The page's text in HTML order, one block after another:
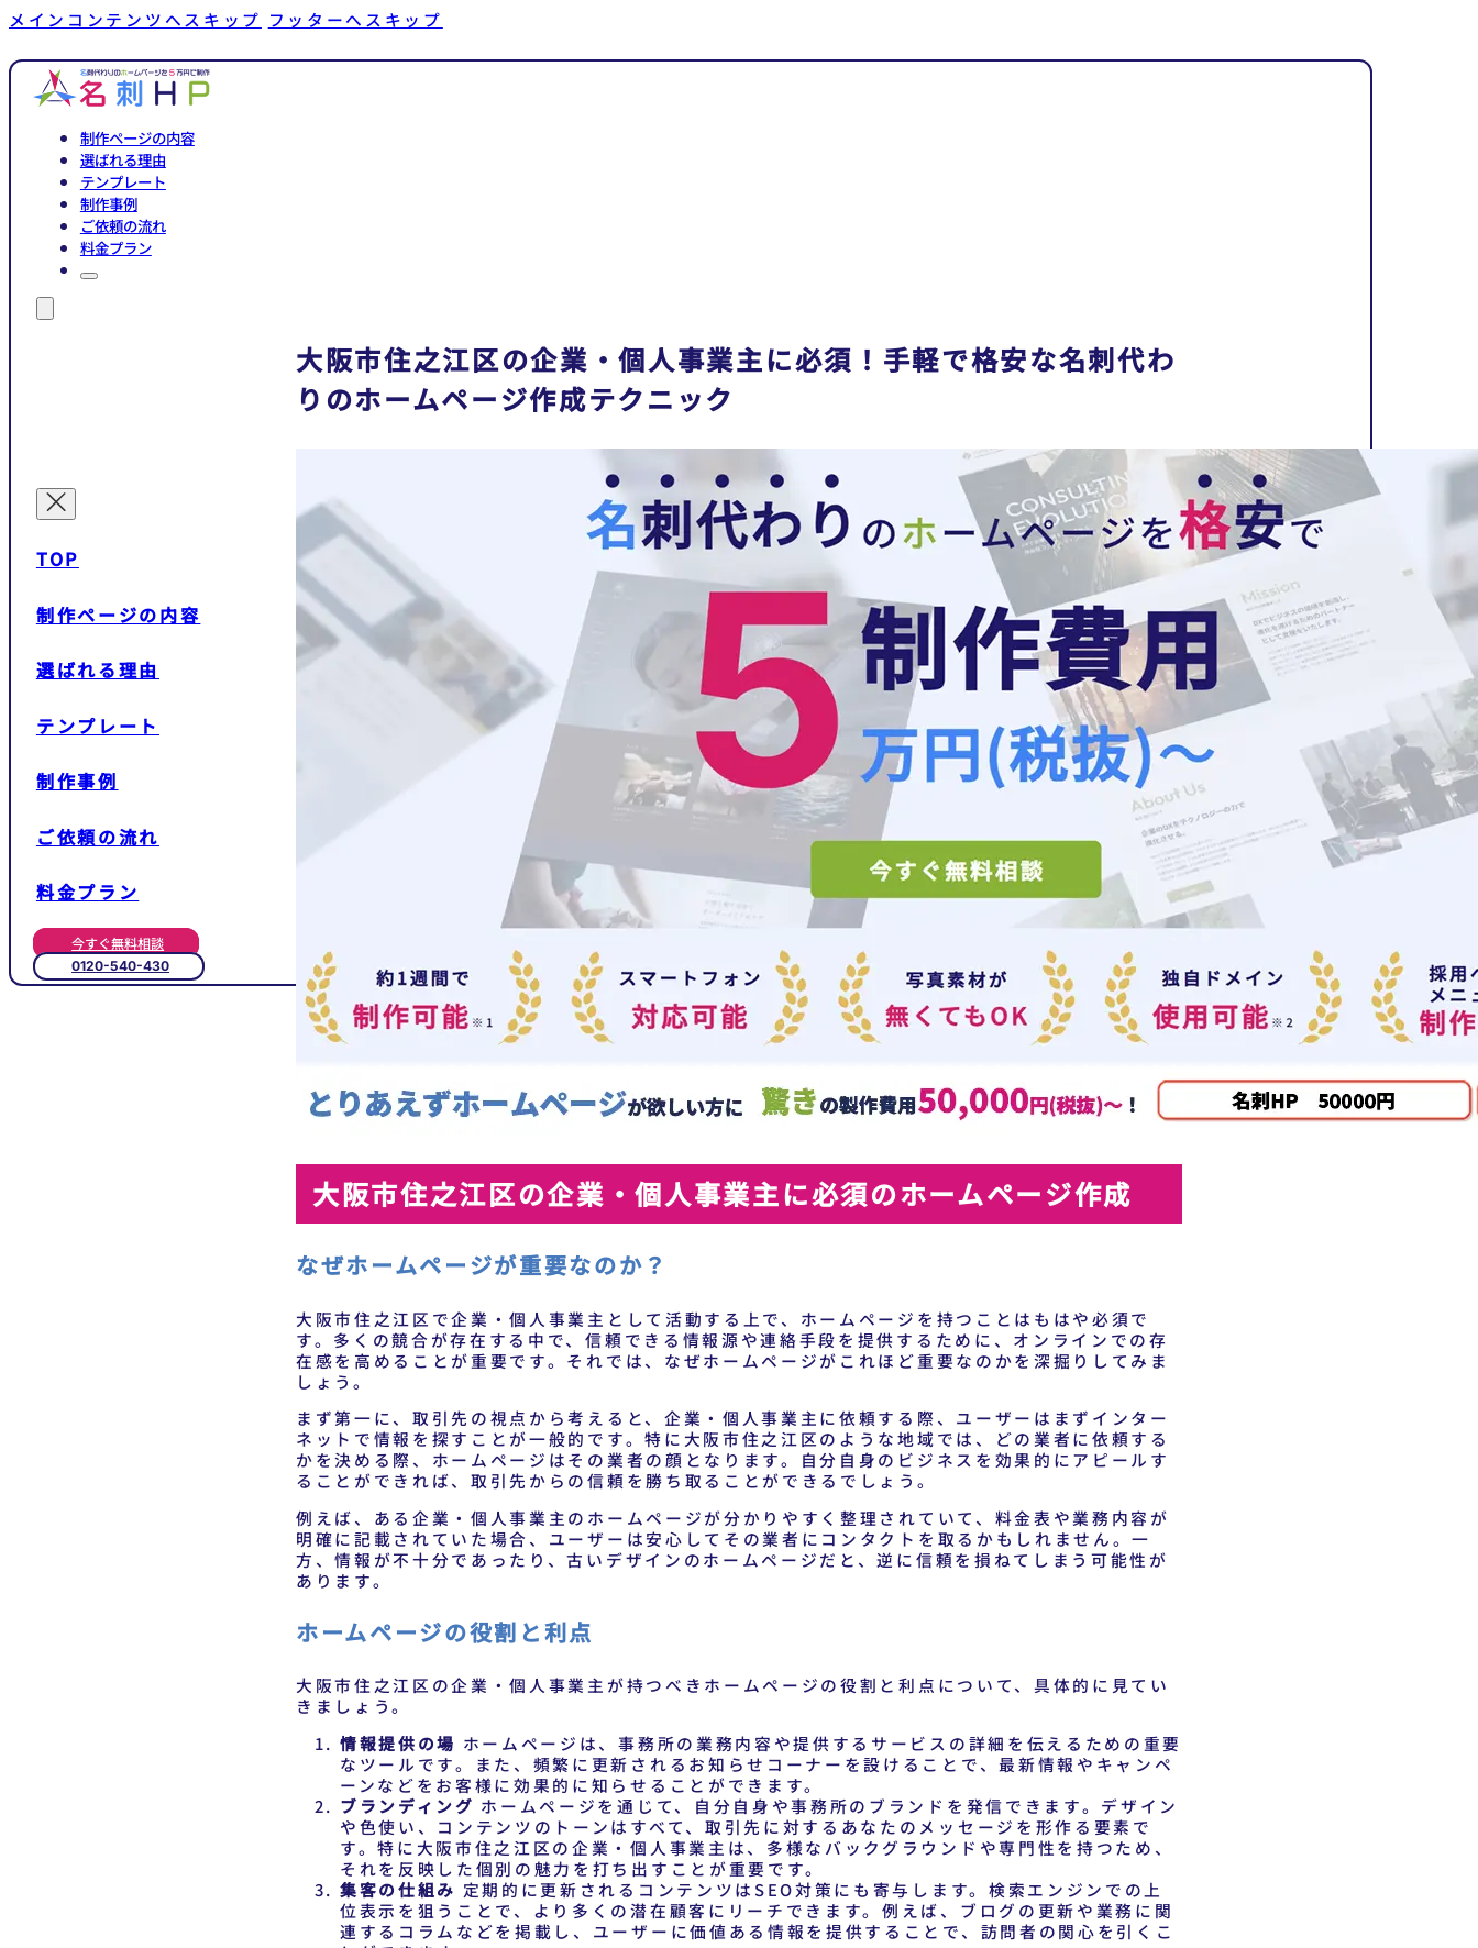
メインコンテンツへスキップ フッターへスキップ
制作ページの内容
選ばれる理由
テンプレート
制作事例
ご依頼の流れ
料金プラン
TOP
制作ページの内容
選ばれる理由
テンプレート
制作事例
ご依頼の流れ
料金プラン
今すぐ無料相談
0120-540-430
大阪市住之江区の企業・個人事業主に必須！手軽で格安な名刺代わ
りのホームページ作成テクニック
大阪市住之江区の企業・個人事業主に必須のホームページ作成
なぜホームページが重要なのか？
大阪市住之江区で企業・個人事業主として活動する上で、ホームページを持つことはもはや必須で
す。多くの競合が存在する中で、信頼できる情報源や連絡手段を提供するために、オンラインでの存
在感を高めることが重要です。それでは、なぜホームページがこれほど重要なのかを深掘りしてみま
しょう。
まず第一に、取引先の視点から考えると、企業・個人事業主に依頼する際、ユーザーはまずインター
ネットで情報を探すことが一般的です。特に大阪市住之江区のような地域では、どの業者に依頼する
かを決める際、ホームページはその業者の顔となります。自分自身のビジネスを効果的にアピールす
ることができれば、取引先からの信頼を勝ち取ることができるでしょう。
例えば、ある企業・個人事業主のホームページが分かりやすく整理されていて、料金表や業務内容が
明確に記載されていた場合、ユーザーは安心してその業者にコンタクトを取るかもしれません。一
方、情報が不十分であったり、古いデザインのホームページだと、逆に信頼を損ねてしまう可能性が
あります。
ホームページの役割と利点
大阪市住之江区の企業・個人事業主が持つべきホームページの役割と利点について、具体的に見てい
きましょう。
情報提供の場 ホームページは、事務所の業務内容や提供するサービスの詳細を伝えるための重要
なツールです。また、頻繁に更新されるお知らせコーナーを設けることで、最新情報やキャンペ
ーンなどをお客様に効果的に知らせることができます。
ブランディング ホームページを通じて、自分自身や事務所のブランドを発信できます。デザイン
や色使い、コンテンツのトーンはすべて、取引先に対するあなたのメッセージを形作る要素で
す。特に大阪市住之江区の企業・個人事業主は、多様なバックグラウンドや専門性を持つため、
それを反映した個別の魅力を打ち出すことが重要です。
集客の仕組み 定期的に更新されるコンテンツはSEO対策にも寄与します。検索エンジンでの上
位表示を狙うことで、より多くの潜在顧客にリーチできます。例えば、ブログの更新や業務に関
連するコラムなどを掲載し、ユーザーに価値ある情報を提供することで、訪問者の関心を引くこ